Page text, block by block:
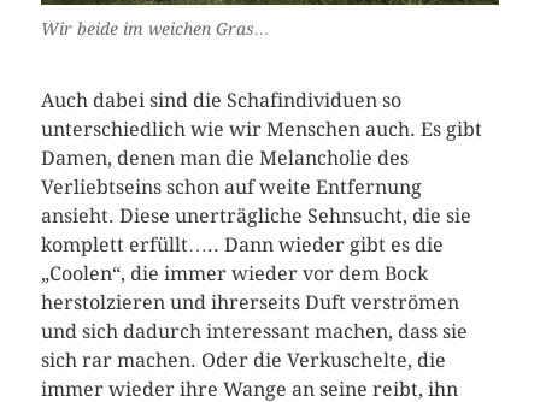
Wir beide im weichen Gras…
Auch dabei sind die Schafindividuen so
unterschiedlich wie wir Menschen auch. Es gibt
Damen, denen man die Melancholie des
Verliebtseins schon auf weite Entfernung
ansieht. Diese unerträgliche Sehnsucht, die sie
komplett erfüllt….. Dann wieder gibt es die
„Coolen“, die immer wieder vor dem Bock
herstolzieren und ihrerseits Duft verströmen
und sich dadurch interessant machen, dass sie
sich rar machen. Oder die Verkuschelte, die
immer wieder ihre Wange an seine reibt, ihn